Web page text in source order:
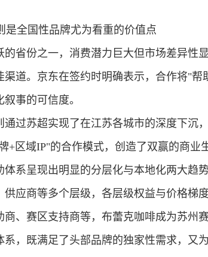
是全国性品牌尤为看重的价值点
的省份之一，消费潜力巨大但市场差异性
渠道。京东在签约时明确表示，合作将"
事的可信度。
过苏超实现了在江苏各城市的深度下沉
+区域IP"的合作模式，创造了双赢的商业
体系呈现出明显的分层化与本地化两大趋
应商等多个层级，各层级权益与价格梯
、赛区支持商等，布蕾克咖啡成为苏州
系，既满足了头部品牌的独家性需求，又